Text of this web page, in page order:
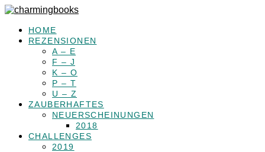
HOME
REZENSIONEN
A – E
F – J
K – O
P – T
U – Z
ZAUBERHAFTES
NEUERSCHEINUNGEN
2018
CHALLENGES
2019